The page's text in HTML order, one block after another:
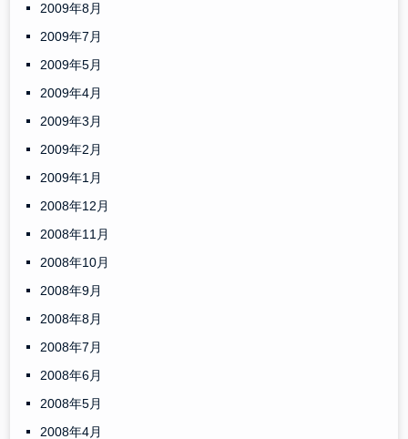
2009年8月
2009年7月
2009年5月
2009年4月
2009年3月
2009年2月
2009年1月
2008年12月
2008年11月
2008年10月
2008年9月
2008年8月
2008年7月
2008年6月
2008年5月
2008年4月